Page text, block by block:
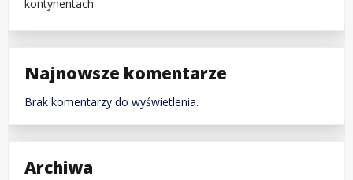
kontynentach
Najnowsze komentarze
Brak komentarzy do wyświetlenia.
Archiwa